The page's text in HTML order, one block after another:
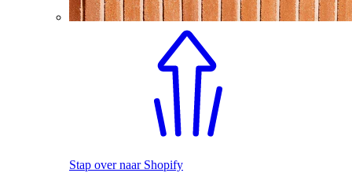
Stap over naar Shopify